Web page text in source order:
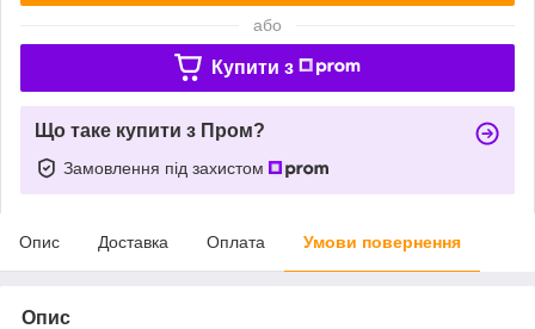
або
Купити з
Що таке купити з Пром?
Замовлення під захистом
Опис Доставка Оплата Умови повернення
Опис